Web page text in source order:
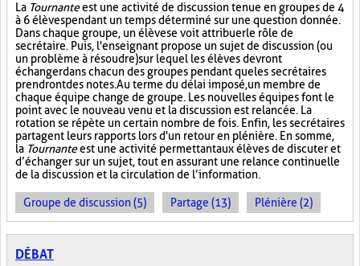
La Tournanteest une activité de discussion tenue en groupes de 4
à 6 élèves pendant un temps déterminé sur une question donnée.
Dans chaque groupe, un élève se voit attribuer le rôle de
secrétaire. Puis, l'enseignant propose un sujet de discussion (ou
un problème à résoudre) sur lequel les élèves devront
échanger dans chacun des groupes pendant que les secrétaires
prendront des notes. Au terme du délai imposé, un membre de
chaque équipe change de groupe. Les nouvelles équipes font le
point avec le nouveau venu et la discussion est relancée. La
rotation se répète un certain nombre de fois. Enfin, les secrétaires
partagent leurs rapports lors d'un retour en plénière. En somme,
la Tournanteest une activité permettant aux élèves de discuter et
d’échanger sur un sujet, tout en assurant une relance continuelle
de la discussion et la circulation de l’information.
Groupe de discussion (5) Partage (13) Plénière (2)
DÉBAT